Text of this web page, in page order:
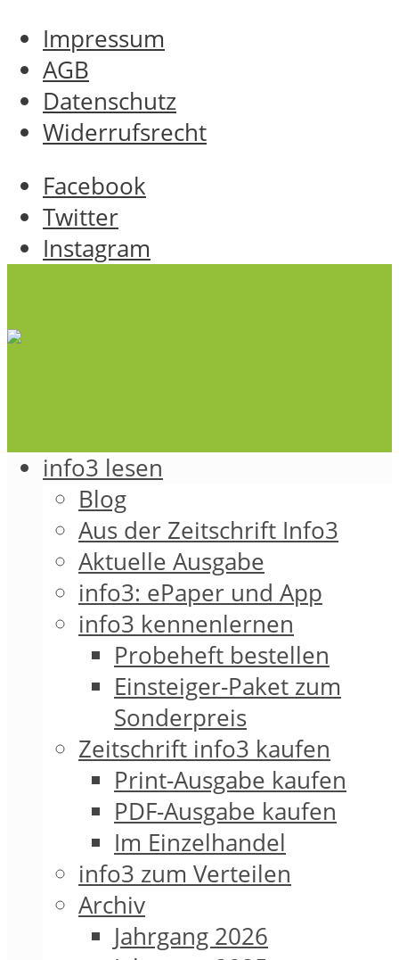
Impressum
AGB
Datenschutz
Widerrufsrecht
Facebook
Twitter
Instagram
info3 lesen
Blog
Aus der Zeitschrift Info3
Aktuelle Ausgabe
info3: ePaper und App
info3 kennenlernen
Probeheft bestellen
Einsteiger-Paket zum
Sonderpreis
Zeitschrift info3 kaufen
Print-Ausgabe kaufen
PDF-Ausgabe kaufen
Im Einzelhandel
info3 zum Verteilen
Archiv
Jahrgang 2026